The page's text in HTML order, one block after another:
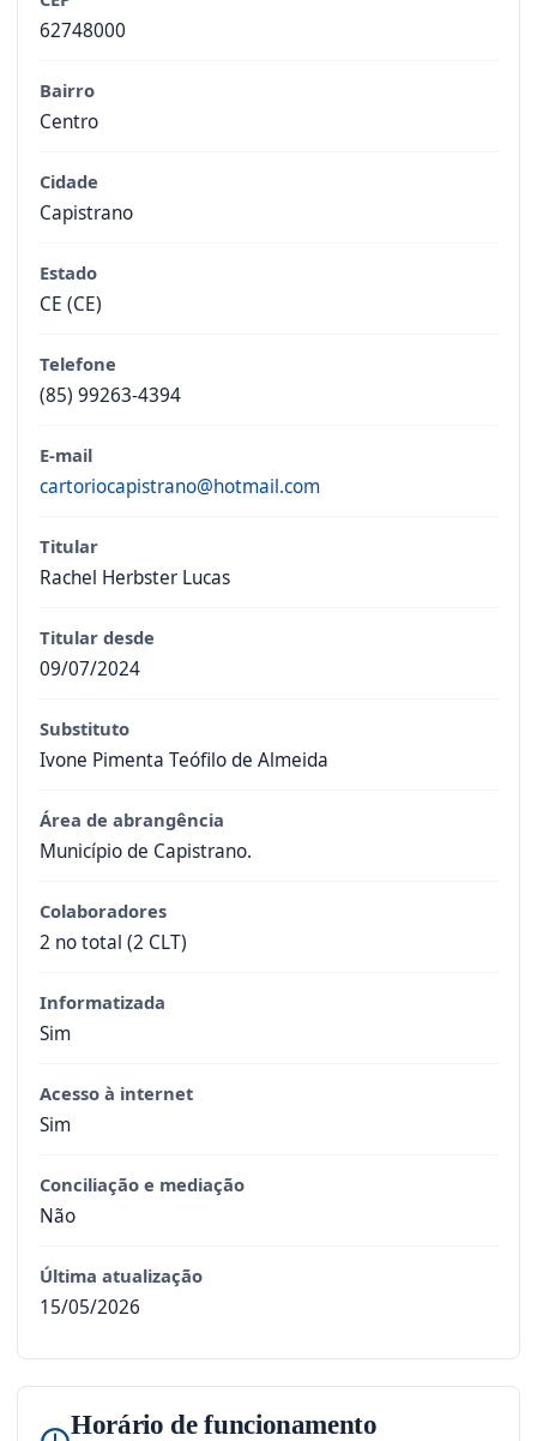
62748000
Bairro
Centro
Cidade
Capistrano
Estado
CE (CE)
Telefone
(85) 99263-4394
E-mail
cartoriocapistrano@hotmail.com
Titular
Rachel Herbster Lucas
Titular desde
09/07/2024
Substituto
Ivone Pimenta Teófilo de Almeida
Área de abrangência
Município de Capistrano.
Colaboradores
2 no total (2 CLT)
Informatizada
Sim
Acesso à internet
Sim
Conciliação e mediação
Não
Última atualização
15/05/2026
Horário de funcionamento